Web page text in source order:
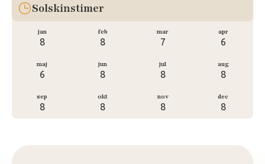
Solskinstimer
jan
8
feb
8
mar
7
apr
6
maj
6
jun
8
jul
8
aug
8
sep
8
okt
8
nov
8
dec
8